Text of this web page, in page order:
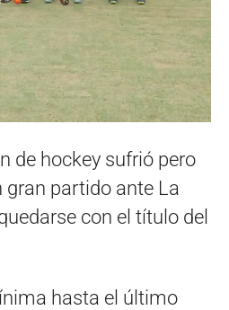
de hockey sufrió pero
gran partido ante La
con el título del
hasta el último